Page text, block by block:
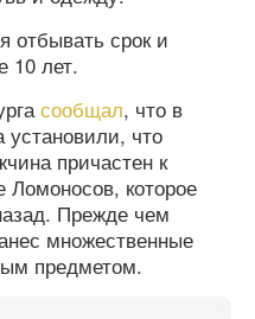
отбывать срок и
10 лет.
сообщал, что в
установили, что
причастен к
Ломоносов, которое
Прежде чем
множественные
предметом.